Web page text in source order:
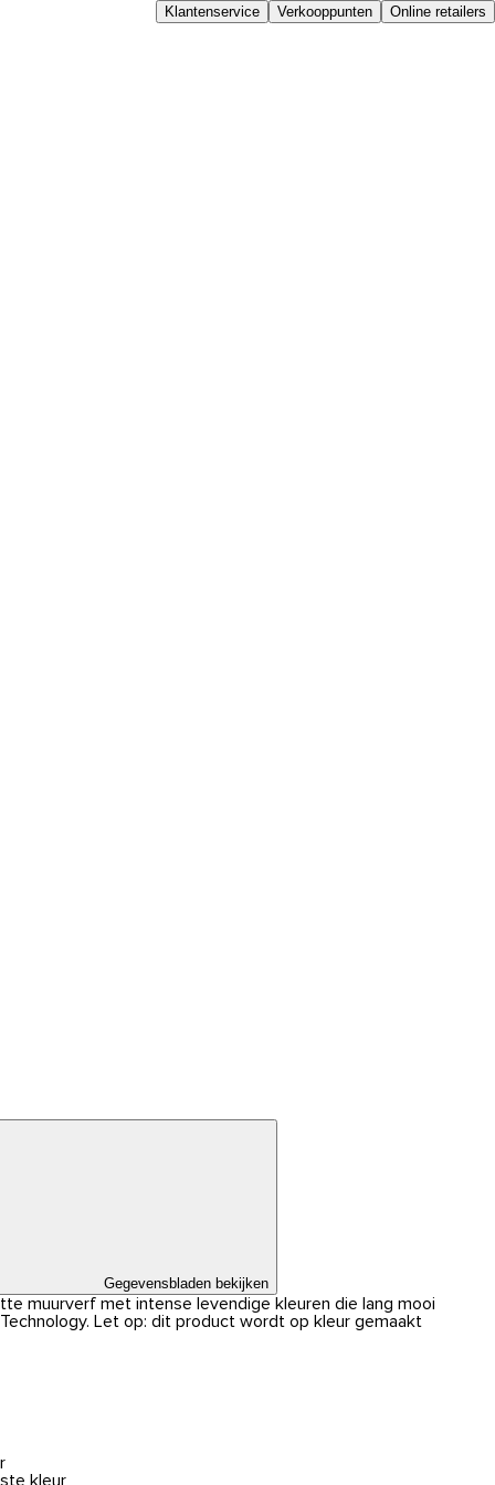
Klantenservice Verkooppunten Online retailers
Gegevensbladen bekijken
muurverf met intense levendige kleuren die lang mooi
Let op: dit product wordt op kleur gemaakt
kleur